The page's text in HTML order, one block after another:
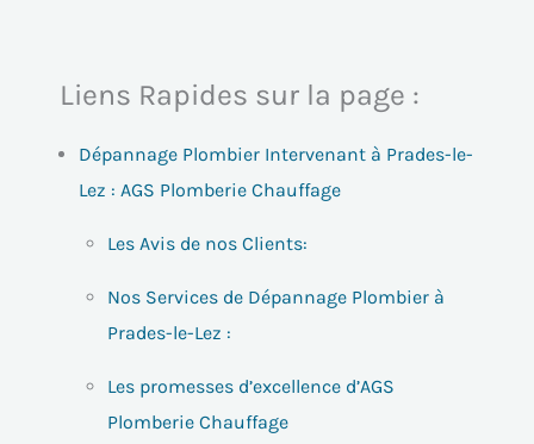
Liens Rapides sur la page :
Dépannage Plombier Intervenant à Prades-le-
Lez : AGS Plomberie Chauffage
Les Avis de nos Clients:
Nos Services de Dépannage Plombier à
Prades-le-Lez :
Les promesses d’excellence d’AGS
Plomberie Chauffage